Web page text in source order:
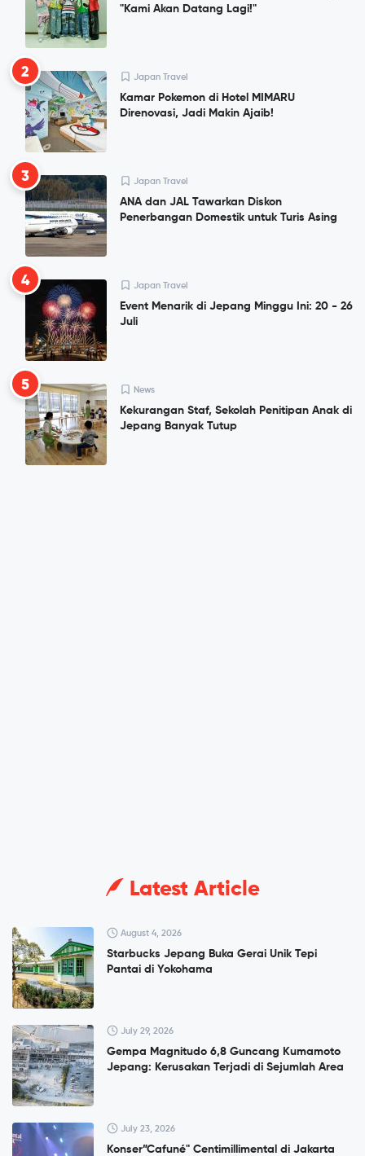
"Kami Akan Datang Lagi!"
2 Japan Travel
Kamar Pokemon di Hotel MIMARU
Direnovasi, Jadi Makin Ajaib!
3 Japan Travel
ANA dan JAL Tawarkan Diskon
Penerbangan Domestik untuk Turis Asing
4 Japan Travel
Event Menarik di Jepang Minggu Ini: 20 - 26
Juli
5 News
Kekurangan Staf, Sekolah Penitipan Anak di
Jepang Banyak Tutup
Latest Article
August 4, 2026
Starbucks Jepang Buka Gerai Unik Tepi
Pantai di Yokohama
July 29, 2026
Gempa Magnitudo 6,8 Guncang Kumamoto
Jepang: Kerusakan Terjadi di Sejumlah Area
July 23, 2026
Konser”Cafuné" Centimillimental di Jakarta